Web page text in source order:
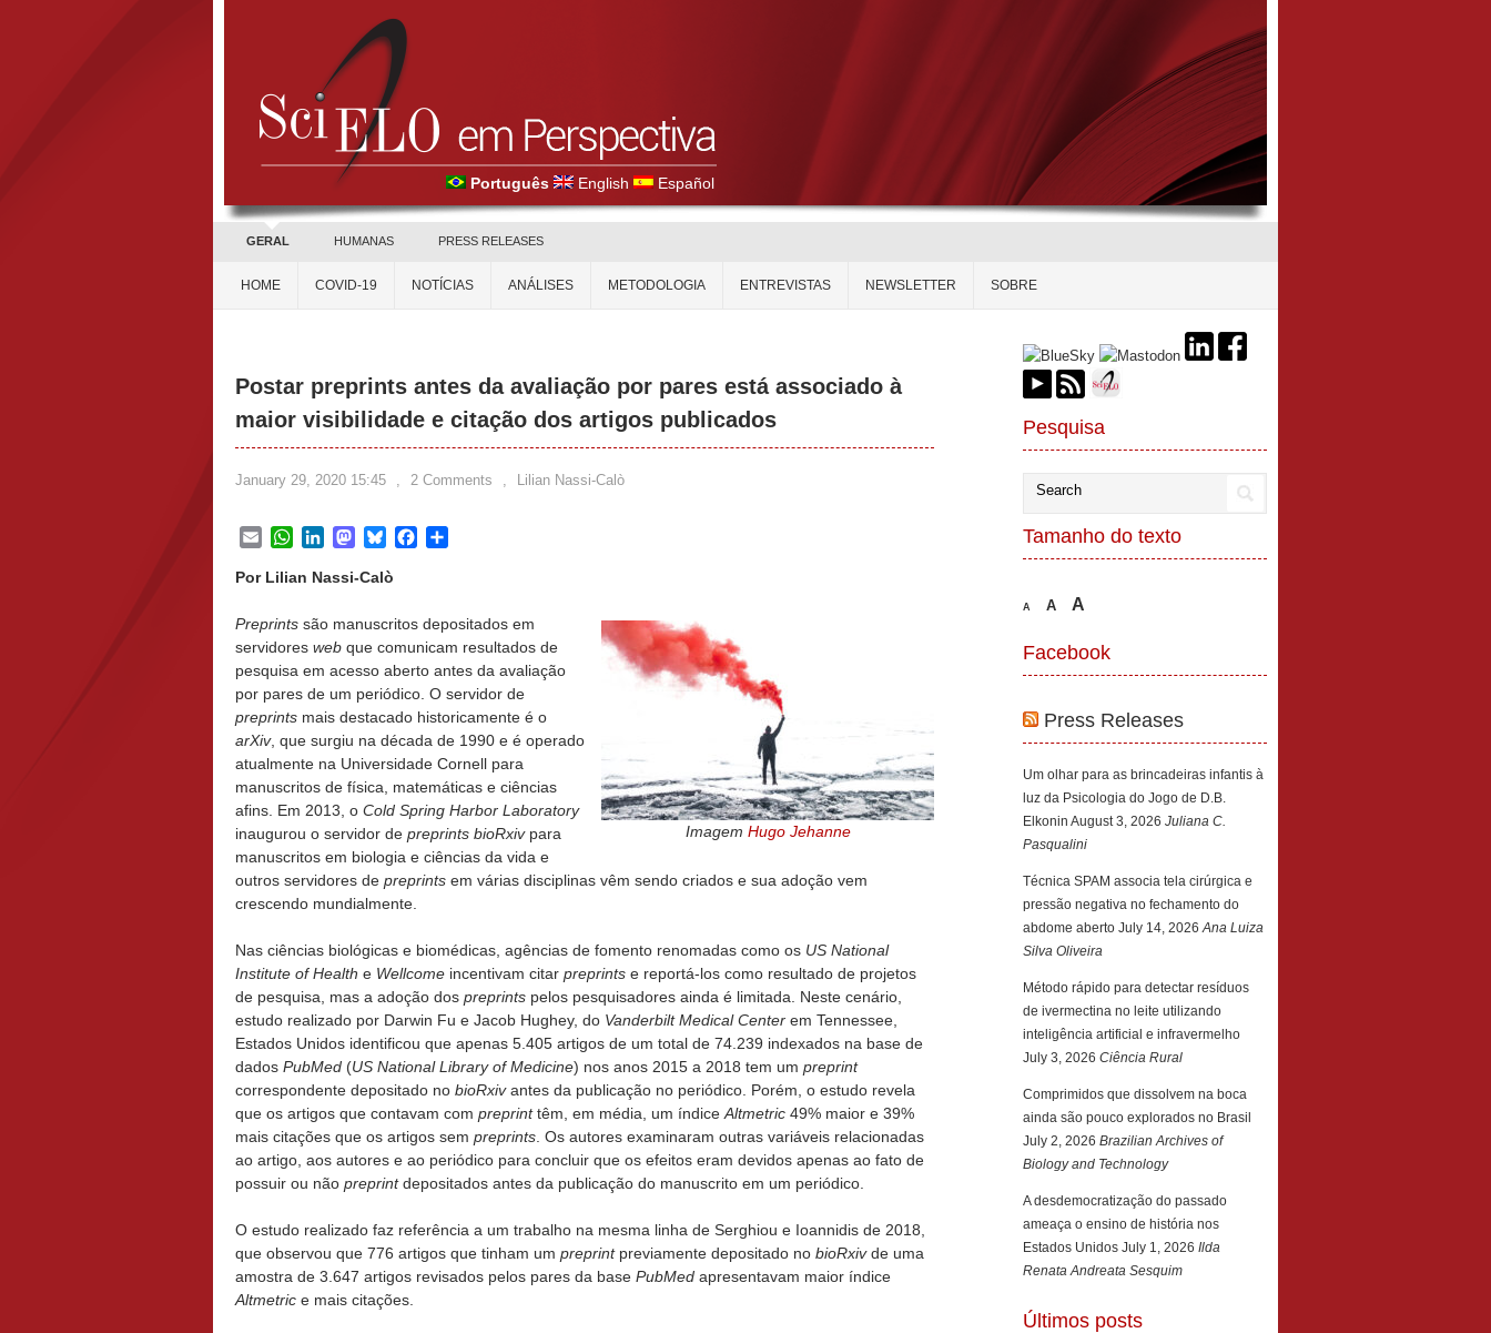
Português English Español
GERAL HUMANAS PRESS RELEASES
HOME COVID-19 NOTÍCIAS ANÁLISES METODOLOGIA ENTREVISTAS NEWSLETTER SOBRE
Postar preprints antes da avaliação por pares está associado à
maior visibilidade e citação dos artigos publicados
January 29, 2020 15:45 , 2 Comments , Lilian Nassi-Calò
EmailWhatsApp
LinkedInMastodon
BlueskyFacebook
Por Lilian Nassi-Calò
Imagem Hugo Jehanne
Preprints são manuscritos depositados em
servidores web que comunicam resultados de
pesquisa em acesso aberto antes da avaliação
por pares de um periódico. O servidor de
preprints mais destacado historicamente é o
arXiv, que surgiu na década de 1990 e é operado
atualmente na Universidade Cornell para
manuscritos de física, matemáticas e ciências
afins. Em 2013, o Cold Spring Harbor Laboratory
inaugurou o servidor de preprints bioRxivpara
manuscritos em biologia e ciências da vida e
outros servidores de preprints em várias disciplinas vêm sendo criados e sua adoção vem
crescendo mundialmente.
Nas ciências biológicas e biomédicas, agências de fomento renomadas como os US National
Institute of Health e Wellcome incentivam citar preprints e reportá-los como resultado de projetos
de pesquisa, mas a adoção dos preprints pelos pesquisadores ainda é limitada. Neste cenário,
estudo realizado por Darwin Fu e Jacob Hughey, do Vanderbilt Medical Center em Tennessee,
Estados Unidos identificou que apenas 5.405 artigos de um total de 74.239 indexados na base de
dados PubMed (US National Library of Medicine) nos anos 2015 a 2018 tem um preprint
correspondente depositado no bioRxivantes da publicação no periódico. Porém, o estudo revela
que os artigos que contavam com preprinttêm, em média, um índice Altmetric 49% maior e 39%
mais citações que os artigos sem preprints . Os autores examinaram outras variáveis relacionadas
ao artigo, aos autores e ao periódico para concluir que os efeitos eram devidos apenas ao fato de
possuir ou não preprintdepositados antes da publicação do manuscrito em um periódico.
O estudo realizado faz referência a um trabalho na mesma linha de Serghiou e Ioannidis de 2018,
que observou que 776 artigos que tinham um preprintpreviamente depositado no bioRxivde uma
amostra de 3.647 artigos revisados pelos pares da base PubMed apresentavam maior índice
Altmetric e mais citações.
Pesquisa
Tamanho do texto
A A A
Facebook
Press Releases
Um olhar para as brincadeiras infantis à
luz da Psicologia do Jogo de D.B.
Elkonin August 3, 2026 Juliana C.
Pasqualini
Técnica SPAM associa tela cirúrgica e
pressão negativa no fechamento do
abdome aberto July 14, 2026 Ana Luiza
Silva Oliveira
Método rápido para detectar resíduos
de ivermectina no leite utilizando
inteligência artificial e infravermelho
July 3, 2026 Ciência Rural
Comprimidos que dissolvem na boca
ainda são pouco explorados no Brasil
July 2, 2026 Brazilian Archives of
Biology and Technology
A desdemocratização do passado
ameaça o ensino de história nos
Estados Unidos July 1, 2026 Ilda
Renata Andreata Sesquim
Últimos posts